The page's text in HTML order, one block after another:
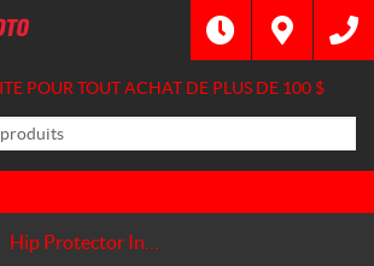
POUR TOUT ACHAT DE PLUS DE 100 $